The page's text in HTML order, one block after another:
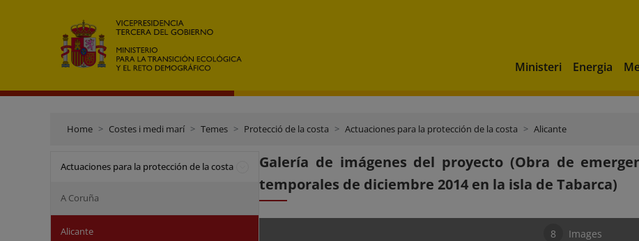
Ministeri Energia
Home Costes i medi marí Temes Protecció de la costa Actuaciones para la protección de la costa Alicante
Actuaciones para la protección de la costa
A Coruña
Alicante
Galería de imágenes del proyecto (Obra de
temporales de diciembre 2014 en la isla de Tabarca)
8 Images